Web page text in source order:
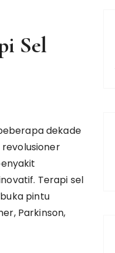
Sel
dekade
Terapi sel
pintu
Parkinson,